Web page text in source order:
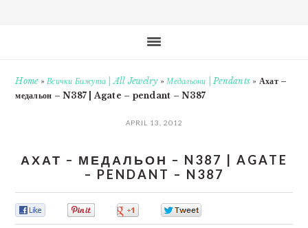
Home»Всички Бижута | All Jewelry »Медальони | Pendants » Ахат –
медальон – N387 | Agate – pendant – N387
APRIL 13, 2012
АХАТ – МЕДАЛЬОН – N387 | AGATE
– PENDANT – N387